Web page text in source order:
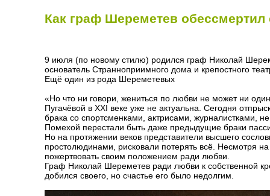
Как граф Шереметев
9 июля (по новому стилю) родился граф Николай
основатель Странноприимного дома и крепостного
Ещё один из рода Шереметевых
«Но что ни говори, жениться по любви не может ни
Пугачёвой в XXI веке уже не актуальна. Сегодня
брака со спортсменками, актрисами, журналистками,
Помехой перестали быть даже предыдущие браки
Но на протяжении веков представители высшего
простолюдинами, рисковали потерять всё. Несмотря на
пожертвовать своим положением ради любви.
Граф Николай Шереметев ради любви к собственной
добился своего, но счастье его было недолгим.